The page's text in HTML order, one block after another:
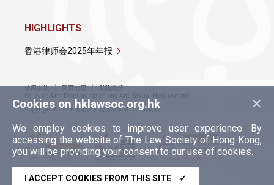
×
Cookies on hklawsoc.org.hk
We employ cookies to improve user experience. By
accessing the website of The Law Society of Hong Kong,
you will be providing your consent to our use of cookies.
I ACCEPT COOKIES FROM THIS SITE ✓
HIGHLIGHTS
香港律师会2025年年报
使用条款 网页地图
私隐政策
Policy on Anti-Discrimination and Anti-Sexual Harassment
Copyright © 2026 香港律师会版权所有，不得转载